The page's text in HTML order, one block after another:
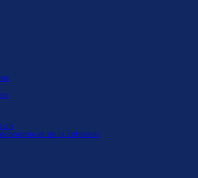
et de la cohésion